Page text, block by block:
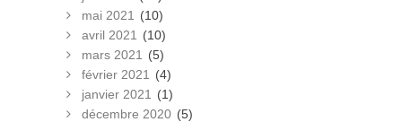
mai 2021
(10)
avril 2021
(10)
mars 2021
(5)
février 2021
(4)
janvier 2021
(1)
décembre 2020 (5)